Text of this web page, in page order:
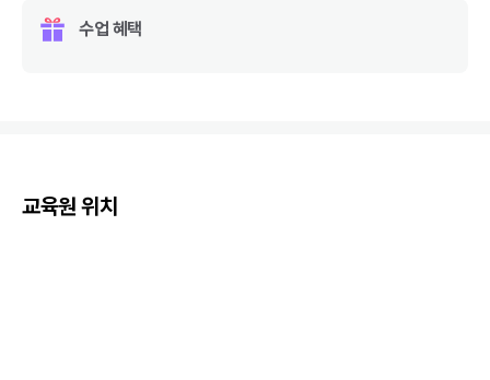
수업 혜택
교육원 위치